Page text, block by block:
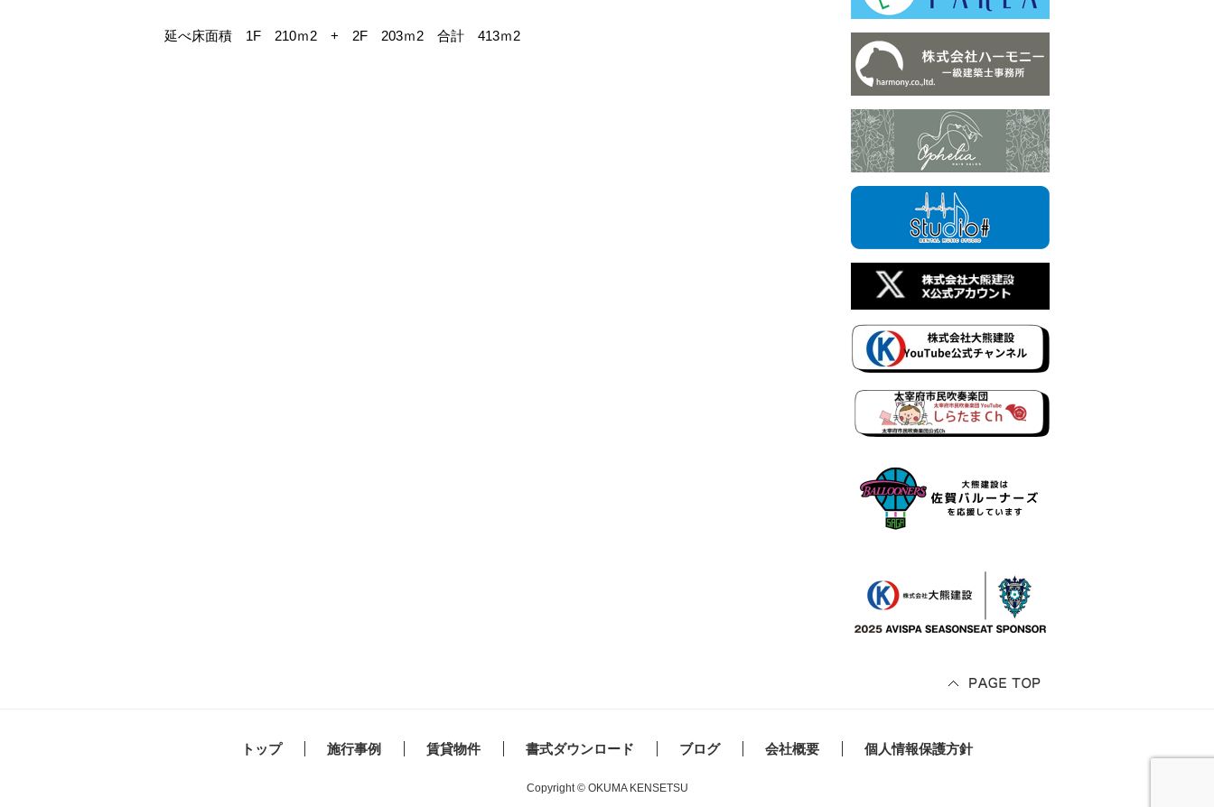
延べ床面積 1F 210ｍ2 + 2F 203ｍ2 合計 413ｍ2
トップ 施行事例 賃貸物件 書式ダウンロード ブログ 会社概要 個人情報保護方針
Copyright © OKUMA KENSETSU